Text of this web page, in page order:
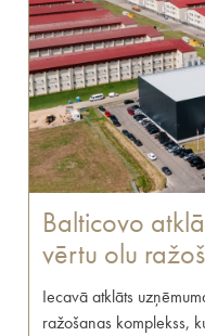
Balticovo
vērtu olu
Iecavā atklāts
ražošanas komplekss,